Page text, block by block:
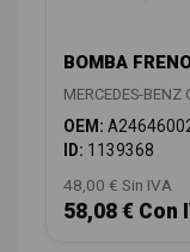
BOMBA
MERCEDES-BENZ
OEM:
ID: 1139368
48,00 € Sin IVA
58,08 € Con